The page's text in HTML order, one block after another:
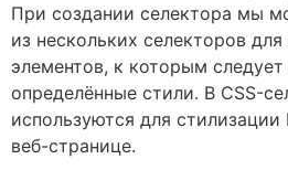
При создании селектора мы
из нескольких селекторов
элементов, к которым
определённые стили. В CSS-
используются для стилизации
веб-странице.